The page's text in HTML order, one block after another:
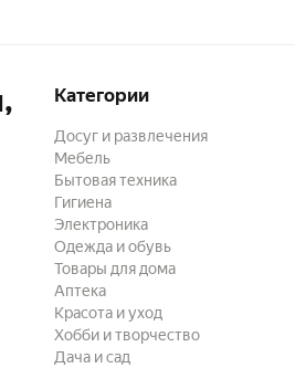
Категории
Досуг и развлечения
Мебель
Бытовая техника
Гигиена
Электроника
Одежда и обувь
Товары для дома
Аптека
Красота и уход
Хобби и творчество
Дача и сад